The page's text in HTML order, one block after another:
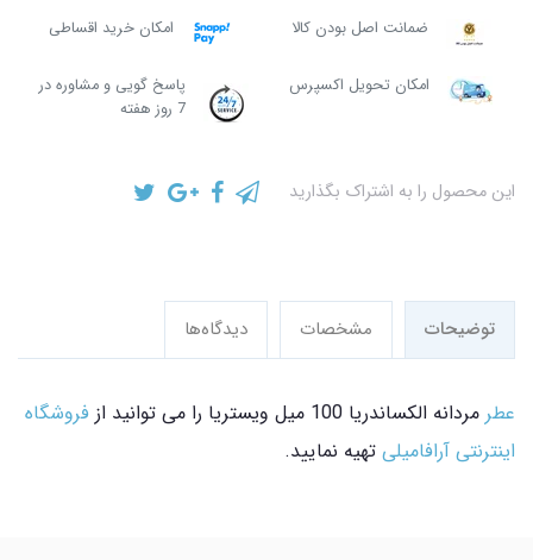
ضمانت اصل بودن کالا امکان خرید اقساطی
امکان تحویل اکسپرس
پاسخ گویی و مشاوره در
7 روز هفته
این محصول را به اشتراک بگذارید
توضیحات مشخصات دیدگاه‌ها
عطر مردانه الکساندریا 100 میل ویستریا را می توانید از
فروشگاه
اینترنتی آرافامیلی تهیه نمایید.